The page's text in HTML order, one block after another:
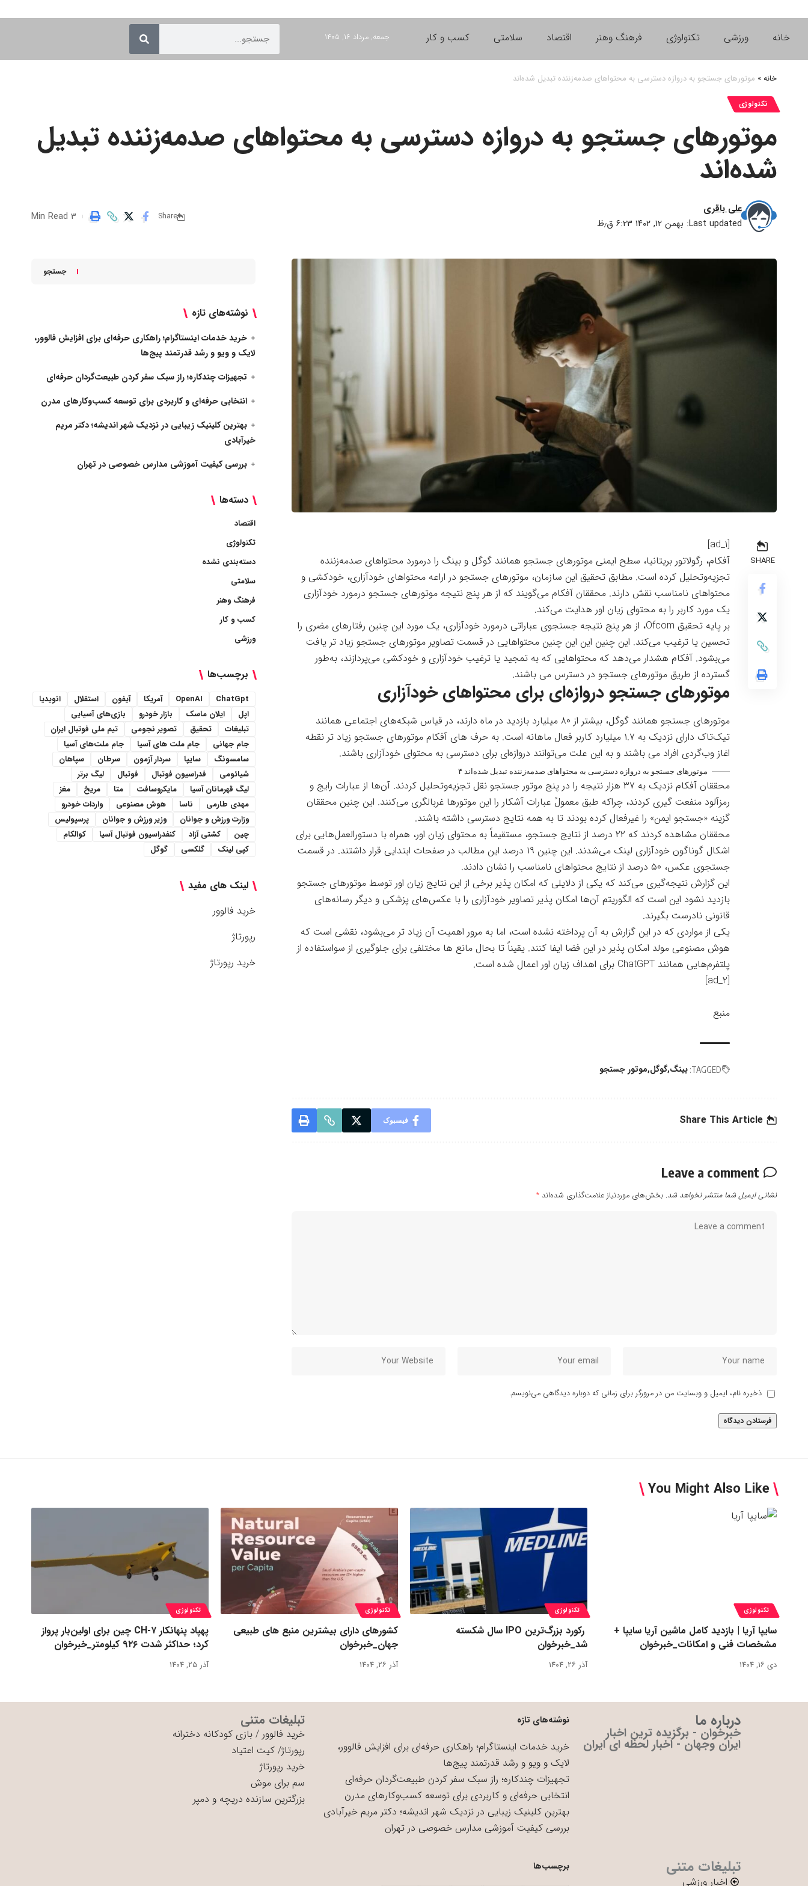
خانه ورزشی تکنولوژی فرهنگ وهنر اقتصاد سلامتی کسب و کار جمعه, مرداد ۱۶, ۱۴۰۵
خانه» موتورهای جستجو به دروازه دسترسی به محتواهای صدمه‌زننده تبدیل شده‌اند
تکنولوژی
موتورهای جستجو به دروازه دسترسی به محتواهای صدمه‌زننده تبدیل
شده‌اند
Last updated: بهمن ۱۲, ۱۴۰۲ ۶:۲۳ ق٫ظ
علی باقری
Share
3 Min Read
SHARE
[ad_1]
آفکام، رگولاتور بریتانیا، سطح ایمنی موتورهای جستجو همانند گوگل و بینگ را درمورد محتواهای صدمه‌زننده
تجزیه‌و‌تحلیل کرده است. مطابق تحقیق این سازمان، موتورهای جستجو در اراعه محتواهای خودآزاری، خودکشی و
محتواهای نامناسب نقش دارند. محققان آفکام می‌گویند که از هر پنج نتیجه موتورهای جستجو درمورد خودآزاری
یک مورد کاربر را به محتوای زیان اور هدایت می‌کند.
بر پایه تحقیق Ofcom
، از هر پنج نتیجه جستجوی عباراتی درمورد خودآزاری، یک مورد این چنین رفتارهای مضری را
تحسین یا ترغیب می‌کند. این چنین این این چنین محتواهایی در قسمت تصاویر موتورهای جستجو زیاد تر یافت
می‌بشود. آفکام هشدار می‌دهد که محتواهایی که به تمجید یا ترغیب خودآزاری و خودکشی می‌پردازند، به‌طور
گسترده از طریق موتورهای جستجو در دسترس می باشند.
موتورهای جستجو دروازه‌ای برای محتواهای خودآزاری
موتورهای جستجو همانند گوگل، بیشتر از ۸۰ میلیارد بازدید در ماه دارند، در قیاس شبکه‌های اجتماعی همانند
تیک‌تاک دارای نزدیک به ۱.۷ میلیارد کاربر فعال ماهانه است. به حرف های آفکام موتورهای جستجو زیاد تر نقطه
اغاز وب‌گردی افراد می باشند و به این علت می‌توانند دروازه‌ای برای دسترسی به محتوای خودآزاری باشند.
موتورهای جستجو به دروازه دسترسی به محتواهای صدمه‌زننده تبدیل شده‌اند ۴
محققان آفکام نزدیک به ۳۷ هزار نتیجه را در پنج موتور جستجو نقل تجزیه‌وتحلیل کردند. آن‌ها از عبارات رایج و
رمزآلود منفعت گیری کردند، چراکه طبق معمولً عبارات آشکار را این موتورها غربالگری می‌کنند. این چنین محققان
گزینه «جستجو ایمن» را غیرفعال کرده بودند تا به همه نتایج دسترسی داشته باشند.
محققان مشاهده کردند که ۲۲ درصد از نتایج جستجو، مستقیماً به محتوای زیان اور، همراه با دستورالعمل‌هایی برای
اشکال گوناگون خودآزاری لینک می‌شدند. این چنین ۱۹ درصد این مطالب در صفحات ابتدایی قرار داشتند. در قسمت
جستجوی عکس، ۵۰ درصد از نتایج محتواهای نامناسب را نشان دادند.
این گزارش نتیجه‌گیری می‌کند که یکی از دلایلی که امکان پذیر برخی از این نتایج زیان اور توسط موتورهای جستجو
بازدید نشود این است که الگوریتم‌ آن‌ها امکان پذیر تصاویر خودآزاری را با عکس‌های پزشکی و دیگر رسانه‌های
قانونی نادرست بگیرند.
یکی از مواردی که در این گزارش به آن پرداخته نشده است، اما به مرور اهمیت آن زیاد تر می‌بشود، نقشی است که
هوش مصنوعی مولد امکان پذیر در این فضا ایفا کنند. یقیناً تا بحال مانع ها مختلفی برای جلوگیری از سواستفاده از
پلتفرم‌هایی همانند ChatGPT برای اهداف زیان اور اعمال شده است.
[ad_2]
منبع
TAGGED: بینگ گوگل موتور جستجو
Share This Article فیسبوک
Leave a comment
نشانی ایمیل شما منتشر نخواهد شد. بخش‌های موردنیاز علامت‌گذاری شده‌اند *
ذخیره نام، ایمیل و وبسایت من در مرورگر برای زمانی که دوباره دیدگاهی می‌نویسم.
جستجو
نوشته‌های تازه
خرید خدمات اینستاگرام؛ راهکاری حرفه‌ای برای افزایش فالوور،
لایک و ویو و رشد قدرتمند پیج‌ها
تجهیزات چندکاره؛ راز سبک سفر کردن طبیعت‌گردان حرفه‌ای
انتخابی حرفه‌ای و کاربردی برای توسعه کسب‌وکارهای مدرن
بهترین کلینیک زیبایی در نزدیک شهر اندیشه؛ دکتر مریم
خیرآبادی
بررسی کیفیت آموزشی مدارس خصوصی در تهران
دسته‌ها
اقتصاد
تکنولوژی
دسته‌بندی نشده
سلامتی
فرهنگ وهنر
کسب و کار
ورزشی
برچسب‌ها
ChatGpt
OpenAI آمریکا آیفون استقلال
انویدیا
اپل
ایلان ماسک بازار خودرو
بازی‌های آسیایی
تبلیغات
تحقیق تصویر نجومی
تیم ملی فوتبال ایران
جام جهانی
جام ملت های آسیا
جام ملت‌های آسیا
سامسونگ
سایپا سردار آزمون سرطان
سپاهان
شیائومی
فدراسیون فوتبال فوتبال
لیگ برتر
لیگ قهرمانان آسیا
مایکروسافت متا مریخ
مغز
مهدی طارمی
ناسا هوش مصنوعی
واردات خودرو
وزارت ورزش و جوانان
وزیر ورزش و جوانان
پرسپولیس
چین
کشتی آزاد کنفدراسیون فوتبال آسیا
کوالکام
کپی لینک
گلکسی گوگل
لینک های مفید
خرید فالوور
رپورتاژ
خرید رپورتاژ
You Might Also Like
تکنولوژی
سایپا آریا | بازدید کامل ماشین آریا سایپا +
مشخصات فنی و امکانات_خبرخوان
دی ۱۶, ۱۴۰۴
تکنولوژی
رکورد بزرگ‌ترین IPO سال شکسته
شد_خبرخوان
آذر ۲۶, ۱۴۰۴
تکنولوژی
کشورهای دارای بیشترین منبع های طبیعی
جهان_خبرخوان
آذر ۲۶, ۱۴۰۴
تکنولوژی
پهپاد پنهانکار CH-۷ چین برای اولین‌بار پرواز
کرد؛ حداکثر شدت ۹۲۶ کیلومتر_خبرخوان
آذر ۲۵, ۱۴۰۴
درباره ما
خبرخوان - برگزیده ترین اخبار
ایران وجهان - اخبار لحظه ای ایران
نوشته‌های تازه
خرید خدمات اینستاگرام؛ راهکاری حرفه‌ای برای افزایش فالوور،
لایک و ویو و رشد قدرتمند پیج‌ها
تجهیزات چندکاره؛ راز سبک سفر کردن طبیعت‌گردان حرفه‌ای
انتخابی حرفه‌ای و کاربردی برای توسعه کسب‌وکارهای مدرن
بهترین کلینیک زیبایی در نزدیک شهر اندیشه؛ دکتر مریم خیرآبادی
بررسی کیفیت آموزشی مدارس خصوصی در تهران
تبلیغات متنی
خرید فالوور /بازی کودکانه دخترانه
رپورتاژ/کیت اعتیاد
خرید رپورتاژ
سم برای موش
بزرگترین سازنده دریچه و دمپر
تبلیغات متنی
اخبار ورزشی
برچسب‌ها